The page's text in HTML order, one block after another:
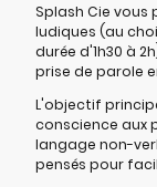
Splash Cie
ludiques (au
durée d'1h30 à
prise de parole
L'objectif
conscience aux
langage non-
pensés pour